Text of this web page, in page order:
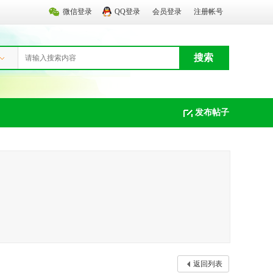
微信登录 QQ登录 会员登录 注册帐号
搜索
发布帖子
返回列表